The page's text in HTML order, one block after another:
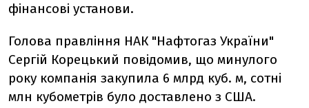
фінансові установи.
Голова правління НАК "Нафтогаз України"
Сергій Корецький повідомив, що минулого
року компанія закупила 6 млрд куб. м, сотні
млн кубометрів було доставлено з США.